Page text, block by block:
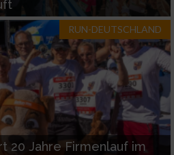
RUN-DEUTSCHLAND
20 Jahre Firmenlauf im